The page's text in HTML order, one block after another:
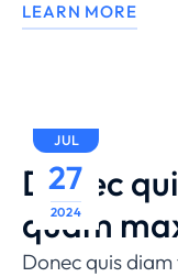
LEARN MORE
JUL
27
2024
Donec
quam
Donec quis